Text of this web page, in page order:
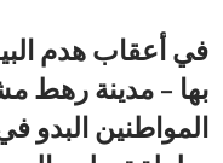
في أعقاب هدم
بها – مدينة رهط
المواطنين البدو